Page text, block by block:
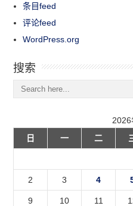
条目feed
评论feed
WordPress.org
搜索
2026
日
一 二
2 3 4
9 10 11